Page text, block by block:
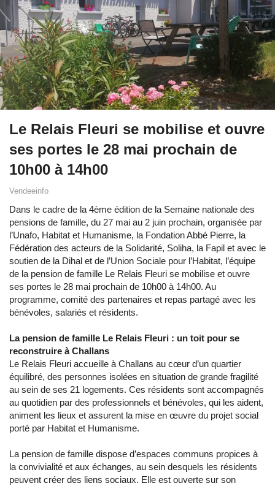
Le Relais Fleuri se mobilise et ouvre
ses portes le 28 mai prochain de
10h00 à 14h00
Vendeeinfo
Dans le cadre de la 4ème édition de la Semaine nationale des
pensions de famille, du 27 mai au 2 juin prochain, organisée par
l’Unafo, Habitat et Humanisme, la Fondation Abbé Pierre, la
Fédération des acteurs de la Solidarité, Soliha, la Fapil et avec le
soutien de la Dihal et de l’Union Sociale pour l’Habitat, l’équipe
de la pension de famille Le Relais Fleuri se mobilise et ouvre
ses portes le 28 mai prochain de 10h00 à 14h00. Au
programme, comité des partenaires et repas partagé avec les
bénévoles, salariés et résidents.
La pension de famille Le Relais Fleuri : un toit pour se
reconstruire à Challans
Le Relais Fleuri accueille à Challans au cœur d’un quartier
équilibré, des personnes isolées en situation de grande fragilité
au sein de ses 21 logements. Ces résidents sont accompagnés
au quotidien par des professionnels et bénévoles, qui les aident,
animent les lieux et assurent la mise en œuvre du projet social
porté par Habitat et Humanisme.
La pension de famille dispose d’espaces communs propices à
la convivialité et aux échanges, au sein desquels les résidents
peuvent créer des liens sociaux. Elle est ouverte sur son